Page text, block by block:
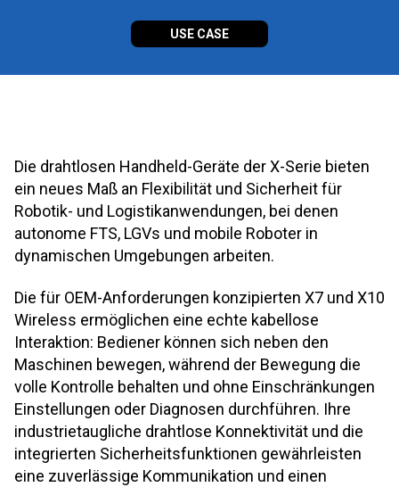
USE CASE
Die drahtlosen Handheld-Geräte der X-Serie bieten
ein neues Maß an Flexibilität und Sicherheit für
Robotik- und Logistikanwendungen, bei denen
autonome FTS, LGVs und mobile Roboter in
dynamischen Umgebungen arbeiten.
Die für OEM-Anforderungen konzipierten X7 und X10
Wireless ermöglichen eine echte kabellose
Interaktion: Bediener können sich neben den
Maschinen bewegen, während der Bewegung die
volle Kontrolle behalten und ohne Einschränkungen
Einstellungen oder Diagnosen durchführen. Ihre
industrietaugliche drahtlose Konnektivität und die
integrierten Sicherheitsfunktionen gewährleisten
eine zuverlässige Kommunikation und einen